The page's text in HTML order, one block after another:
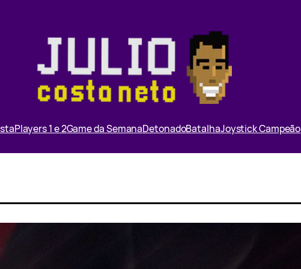
Players 1 e 2Game da SemanaDetonadoBatalhaJoystick Campeão